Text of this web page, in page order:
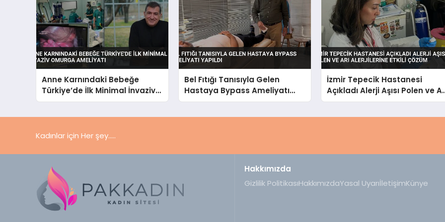
Anne Karnındaki Bebeğe
Türkiye’de İlk Minimal İnvaziv
Omurga Ameliyatı
Bel Fıtığı Tanısıyla Gelen
Hastaya Bypass Ameliyatı
Yapıldı
İzmir Tepecik Hastanesi
Açıkladı Alerji Aşısı Polen ve
Alerjilerine Etkili Çözüm
Kadınlar için Her şey.....
Hakkımızda
Gizlilik PolitikasıHakkımızdaYasal UyarıİletişimKünye